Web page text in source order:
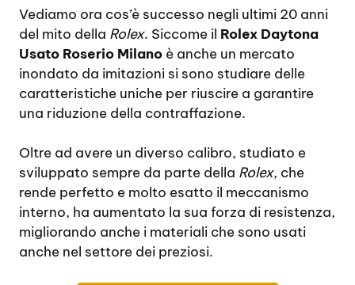
Vediamo ora cos’è successo negli ultimi 20 anni
del mito della Rolex. Siccome il Rolex Daytona
Usato Roserio Milano è anche un mercato
inondato da imitazioni si sono studiare delle
caratteristiche uniche per riuscire a garantire
una riduzione della contraffazione.
Oltre ad avere un diverso calibro, studiato e
sviluppato sempre da parte della Rolex, che
rende perfetto e molto esatto il meccanismo
interno, ha aumentato la sua forza di resistenza,
migliorando anche i materiali che sono usati
anche nel settore dei preziosi.